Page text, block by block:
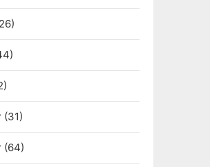
(31)
(64)